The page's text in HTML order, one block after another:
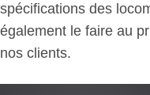
spécifications des
également le faire au
nos clients.